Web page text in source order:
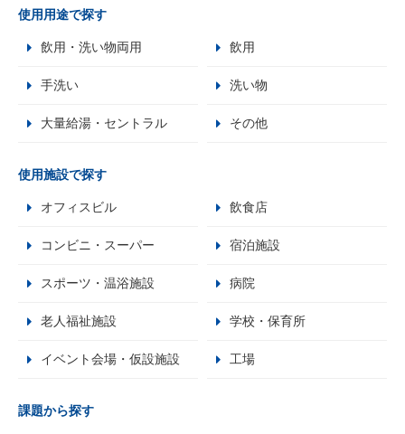
使用用途で探す
飲用・洗い物両用 飲用
手洗い 洗い物
大量給湯・セントラル その他
使用施設で探す
オフィスビル 飲食店
コンビニ・スーパー 宿泊施設
スポーツ・温浴施設 病院
老人福祉施設 学校・保育所
イベント会場・仮設施設 工場
課題から探す